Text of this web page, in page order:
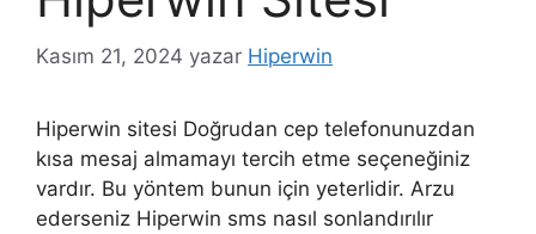
Kasım 21, 2024 yazar Hiperwin
Hiperwin sitesi Doğrudan cep telefonunuzdan
kısa mesaj almamayı tercih etme seçeneğiniz
vardır. Bu yöntem bunun için yeterlidir. Arzu
ederseniz Hiperwin sms nasıl sonlandırılır